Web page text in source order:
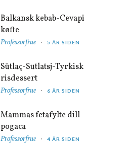
Balkansk kebab-Cevapi
køfte
Professorfrue 5 ÅR SIDEN
Sütlaç-Sutlatsj-Tyrkisk
risdessert
Professorfrue 6 ÅR SIDEN
Mammas fetafylte dill
pogaca
Professorfrue 4 ÅR SIDEN